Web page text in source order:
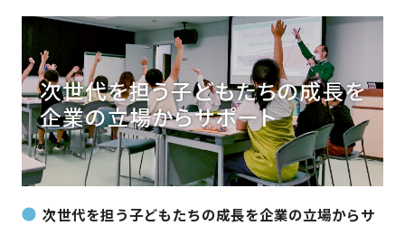
次世代を担う子どもたちの成長を企業の立場からサ